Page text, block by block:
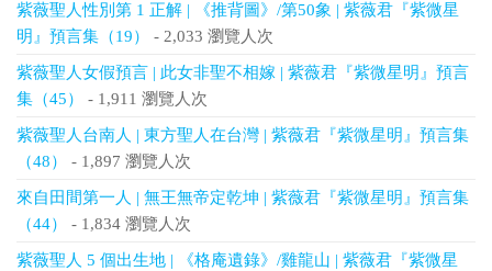
紫薇聖人性別第 1 正解 | 《推背圖》/第50象 | 紫薇君『紫微星
明』預言集（19）
- 2,033 瀏覽人次
紫薇聖人女假預言 | 此女非聖不相嫁 | 紫薇君『紫微星明』預言
集（45）
- 1,911 瀏覽人次
紫薇聖人台南人 | 東方聖人在台灣 | 紫薇君『紫微星明』預言集
（48）
- 1,897 瀏覽人次
來自田間第一人 | 無王無帝定乾坤 | 紫薇君『紫微星明』預言集
（44）
- 1,834 瀏覽人次
紫薇聖人 5 個出生地 | 《格庵遺錄》/雞龍山 | 紫薇君『紫微星